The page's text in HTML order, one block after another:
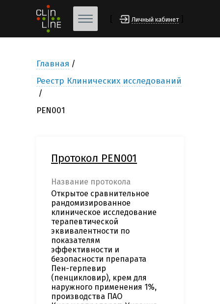
Личный кабинет
Главная
Реестр Клинических исследований
PEN001
Протокол PEN001
Название протокола
Открытое сравнительное
рандомизированное
клиническое исследование
терапевтической
эквивалентности по
показателям
эффективности и
безопасности препарата
Пен-герпевир
(пенцикловир), крем для
наружного применения 1%,
производства ПАО